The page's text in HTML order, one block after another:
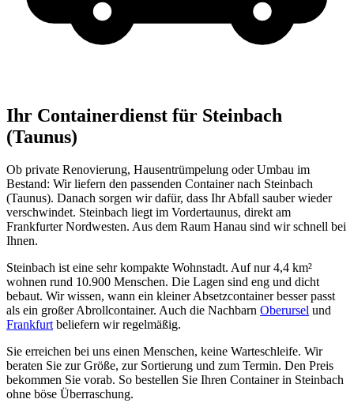
Ihr Containerdienst für Steinbach
(Taunus)
Ob private Renovierung, Hausentrümpelung oder Umbau im
Bestand: Wir liefern den passenden Container nach Steinbach
(Taunus). Danach sorgen wir dafür, dass Ihr Abfall sauber wieder
verschwindet. Steinbach liegt im Vordertaunus, direkt am
Frankfurter Nordwesten. Aus dem Raum Hanau sind wir schnell bei
Ihnen.
Steinbach ist eine sehr kompakte Wohnstadt. Auf nur 4,4 km²
wohnen rund 10.900 Menschen. Die Lagen sind eng und dicht
bebaut. Wir wissen, wann ein kleiner Absetzcontainer besser passt
als ein großer Abrollcontainer. Auch die Nachbarn Oberursel und
Frankfurtbeliefern wir regelmäßig.
Sie erreichen bei uns einen Menschen, keine Warteschleife. Wir
beraten Sie zur Größe, zur Sortierung und zum Termin. Den Preis
bekommen Sie vorab. So bestellen Sie Ihren Container in Steinbach
ohne böse Überraschung.